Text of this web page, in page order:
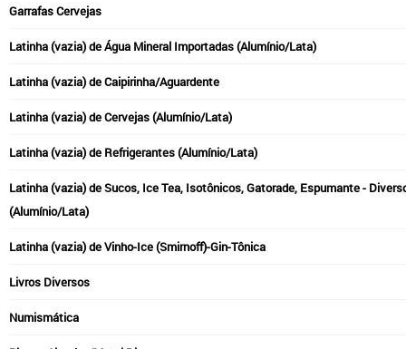
Garrafas Cervejas
Latinha (vazia) de Água Mineral Importadas (Alumínio/Lata)
Latinha (vazia) de Caipirinha/Aguardente
Latinha (vazia) de Cervejas (Alumínio/Lata)
Latinha (vazia) de Refrigerantes (Alumínio/Lata)
Latinha (vazia) de Sucos, Ice Tea, Isotônicos, Gatorade, Espumante -
(Alumínio/Lata)
Latinha (vazia) de Vinho-Ice (Smirnoff)-Gin-Tônica
Livros Diversos
Numismática